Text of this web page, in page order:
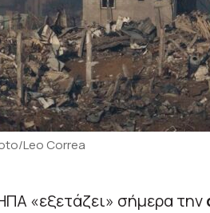
Leo Correa
«εξετάζει» σήμερα την